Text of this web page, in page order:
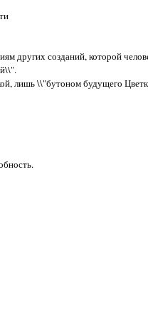
других созданий, которой
лишь \\"бутоном будущего